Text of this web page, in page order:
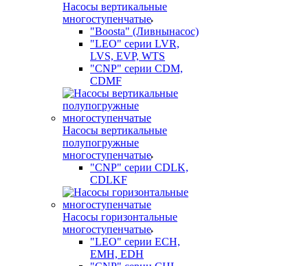
Насосы вертикальные
многоступенчатые
"Boosta" (Ливнынасос)
"LEO" серии LVR,
LVS, EVP, WTS
"CNP" серии CDM,
CDMF
Насосы вертикальные
полупогружные
многоступенчатые
"CNP" серии CDLK,
CDLKF
Насосы горизонтальные
многоступенчатые
"LEO" серии ECH,
EMH, EDH